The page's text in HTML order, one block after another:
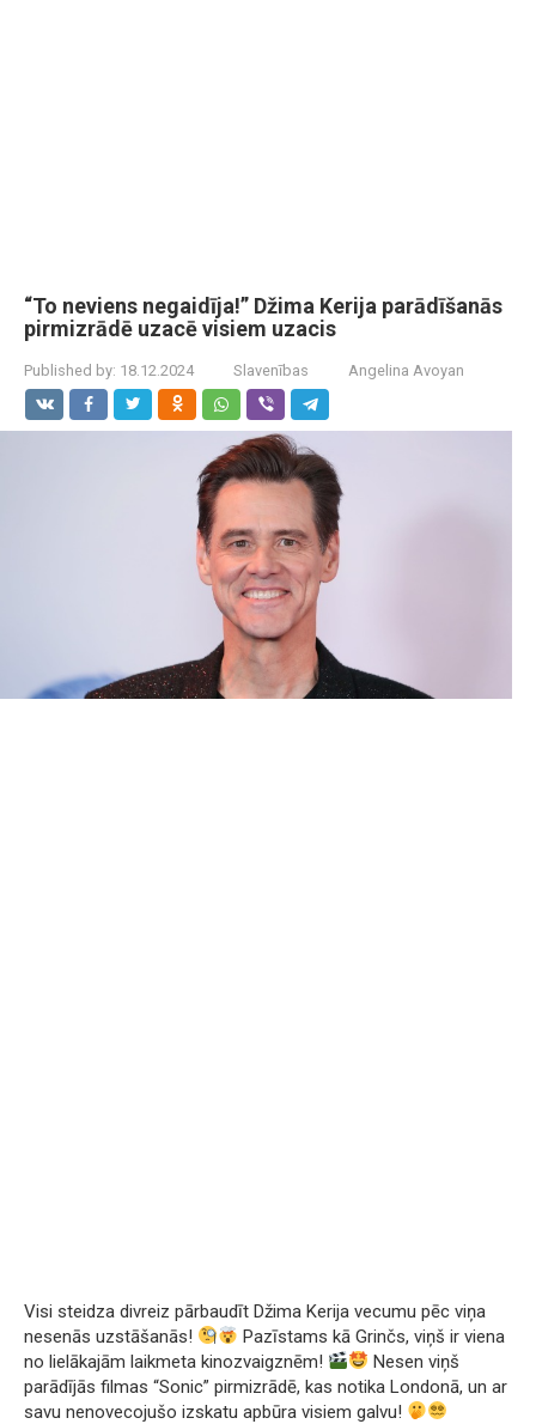
“To neviens negaidīja!” Džima Kerija parādīšanās
pirmizrādē uzacē visiem uzacis
Published by: 18.12.2024 Slavenības Angelina Avoyan
Visi steidza divreiz pārbaudīt Džima Kerija vecumu pēc viņa
nesenās uzstāšanās!
Pazīstams kā Grinčs, viņš ir viena
no lielākajām laikmeta kinozvaigznēm!
Nesen viņš
parādījās filmas “Sonic” pirmizrādē, kas notika Londonā, un ar
savu nenovecojušo izskatu apbūra visiem galvu!